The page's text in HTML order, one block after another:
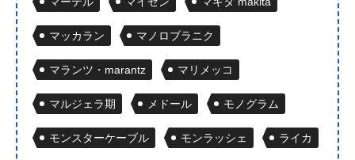
マッカラン マノロブラニク
マランツ・marantz マリメッコ
マルジェラ期 メドール モノグラム
モンスターケーブル モンラッシェ ライカ